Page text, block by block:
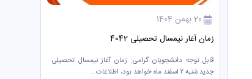
20 بهمن 1404
زمان آغار نیمسال تحصیلی 4042
قابل توجه دانشجویان گرامی: زمان آغاز نیمسال تحصیلی
جدید شنبه ۲ اسفند ماه خواهد بود، اطلاعات...